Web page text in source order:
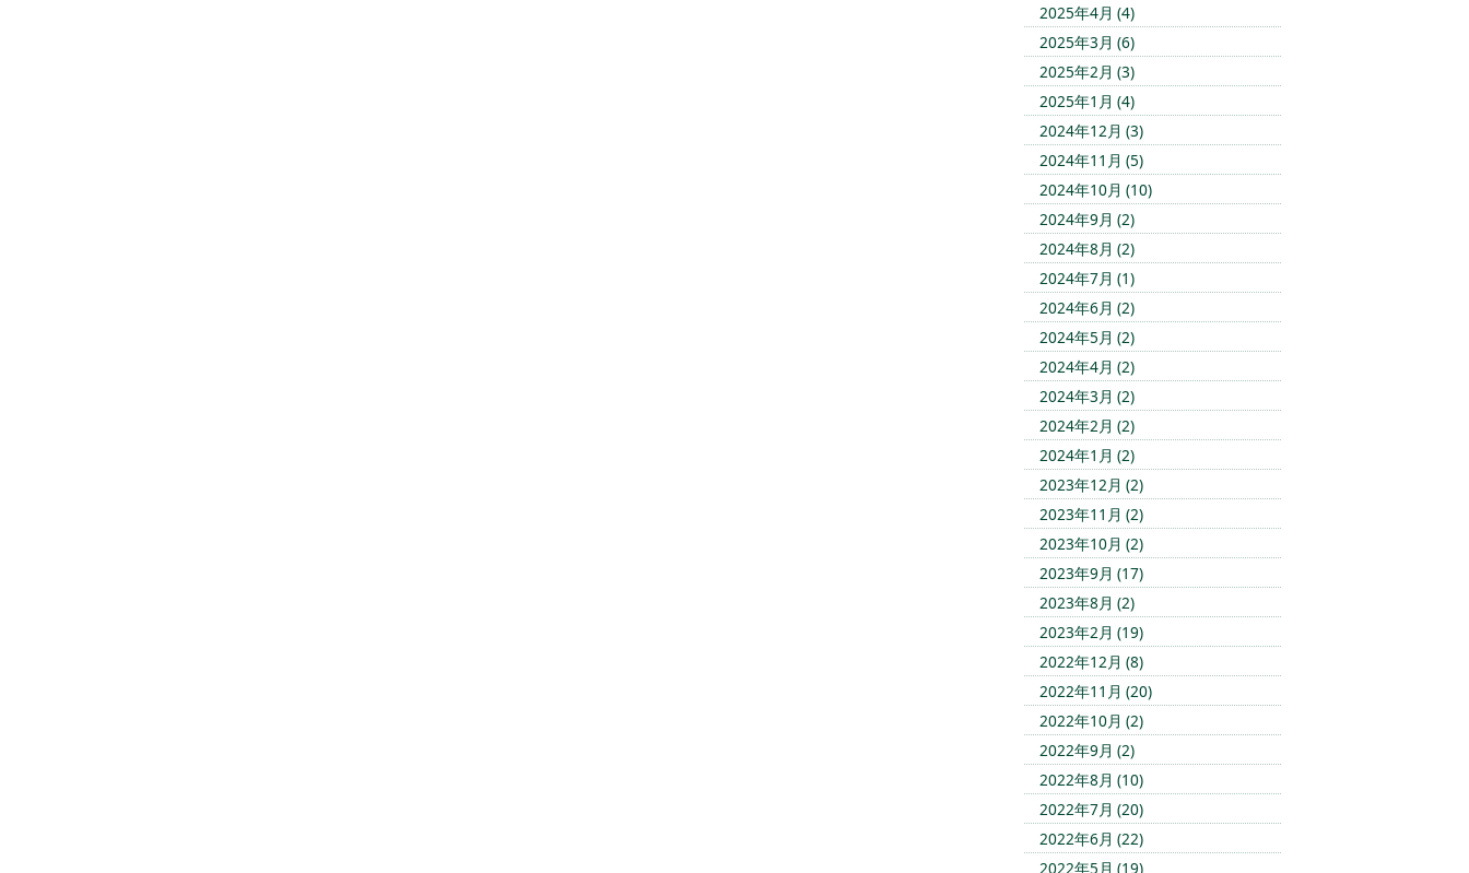
2025年4月 (4)
2025年3月 (6)
2025年2月 (3)
2025年1月 (4)
2024年12月 (3)
2024年11月 (5)
2024年10月 (10)
2024年9月 (2)
2024年8月 (2)
2024年7月 (1)
2024年6月 (2)
2024年5月 (2)
2024年4月 (2)
2024年3月 (2)
2024年2月 (2)
2024年1月 (2)
2023年12月 (2)
2023年11月 (2)
2023年10月 (2)
2023年9月 (17)
2023年8月 (2)
2023年2月 (19)
2022年12月 (8)
2022年11月 (20)
2022年10月 (2)
2022年9月 (2)
2022年8月 (10)
2022年7月 (20)
2022年6月 (22)
2022年5月 (19)